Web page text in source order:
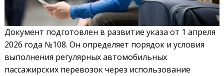
Документ подготовлен в развитие указа от 1 апреля
2026 года №108. Он определяет порядок и условия
выполнения регулярных автомобильных
пассажирских перевозок через использование